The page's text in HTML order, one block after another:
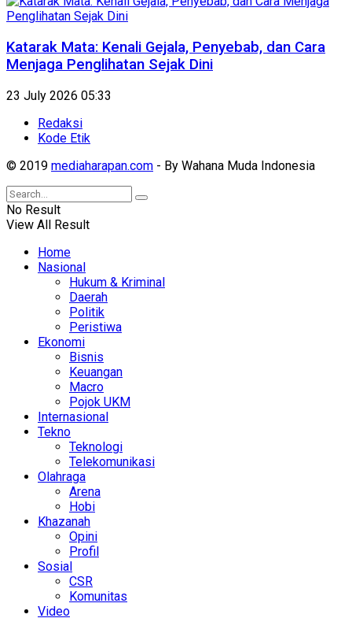
Katarak Mata: Kenali Gejala, Penyebab, dan Cara
Menjaga Penglihatan Sejak Dini
23 July 2026 05:33
Redaksi
Kode Etik
© 2019 mediaharapan.com - By Wahana Muda Indonesia
No Result
View All Result
Home
Nasional
Hukum & Kriminal
Daerah
Politik
Peristiwa
Ekonomi
Bisnis
Keuangan
Macro
Pojok UKM
Internasional
Tekno
Teknologi
Telekomunikasi
Olahraga
Arena
Hobi
Khazanah
Opini
Profil
Sosial
CSR
Komunitas
Video